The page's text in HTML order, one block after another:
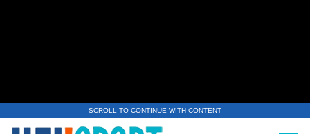
SCROLL TO CONTINUE WITH CONTENT